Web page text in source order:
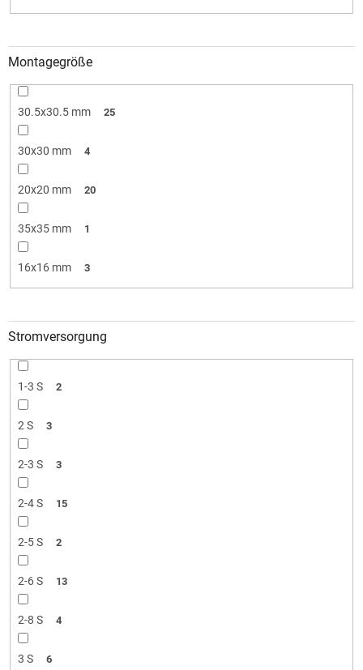
Montagegröße
30.5x30.5 mm 25
30x30 mm 4
20x20 mm 20
35x35 mm 1
16x16 mm 3
Stromversorgung
1-3 S 2
2 S 3
2-3 S 3
2-4 S 15
2-5 S 2
2-6 S 13
2-8 S 4
3 S 6